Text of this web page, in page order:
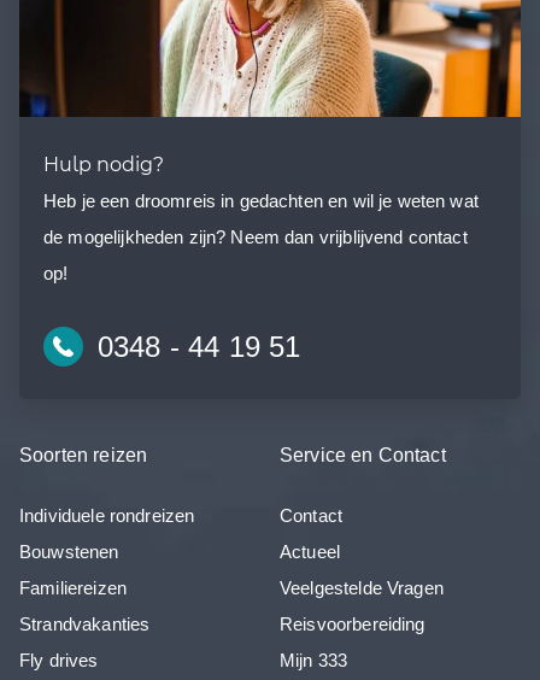
Hulp nodig?
Heb je een droomreis in gedachten en wil je weten wat
de mogelijkheden zijn? Neem dan vrijblijvend contact
op!
0348 - 44 19 51
Soorten reizen
Individuele rondreizen
Bouwstenen
Familiereizen
Strandvakanties
Fly drives
Service en Contact
Contact
Actueel
Veelgestelde Vragen
Reisvoorbereiding
Mijn 333